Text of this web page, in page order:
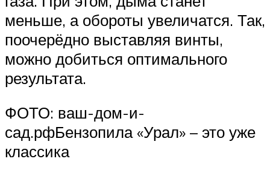
меньше, а обороты увеличатся. Так,
поочерёдно выставляя винты,
можно добиться оптимального
результата.
ФОТО: ваш-дом-и-
сад.рфБензопила «Урал» – это уже
классика